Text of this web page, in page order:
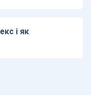
і як